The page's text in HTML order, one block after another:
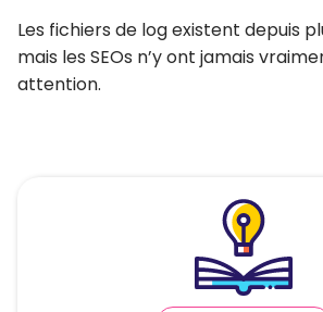
Les fichiers de log existent depuis
mais les SEOs n’y ont jamais
attention.